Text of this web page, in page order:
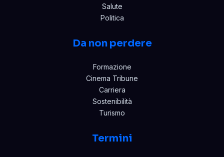
Salute
Politica
Da non perdere
Formazione
Cinema Tribune
Carriera
Sostenibilità
Turismo
Termini